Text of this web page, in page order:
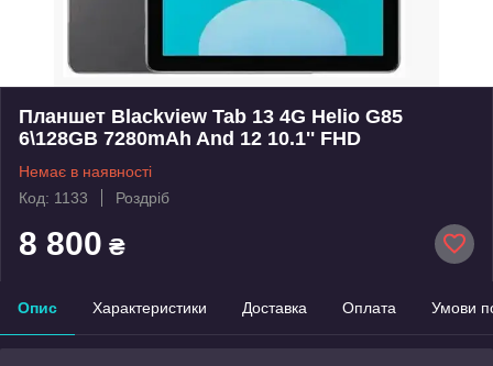
Планшет Blackview Tab 13 4G Helio G85
6\128GB 7280mAh And 12 10.1'' FHD
Немає в наявності
Код: 1133
Роздріб
8 800 ₴
Опис Характеристики Доставка Оплата Умови